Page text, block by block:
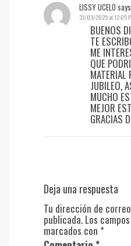
LISSY UCELO
31/03/2025 at 12:05
BUENOS
TE
ME
QUE
MATERIAL
JUBILEO,
MUCHO
MEJOR
GRACIAS
Deja una respuesta
Tu dirección de
publicada. Los
marcados con *